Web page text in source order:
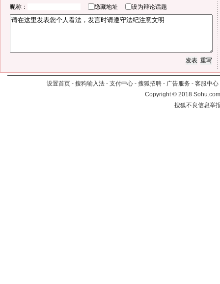
昵称： 隐藏地址 设为辩论话题
设置首页 - 搜狗输入法 - 支付中心 - 搜狐招聘 - 广告服务 - 客服中心
Copyright©2018
搜狐不良信息举